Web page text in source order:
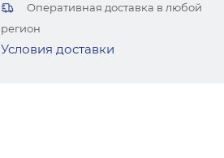
Оперативная доставка в любой
регион
Условия доставки